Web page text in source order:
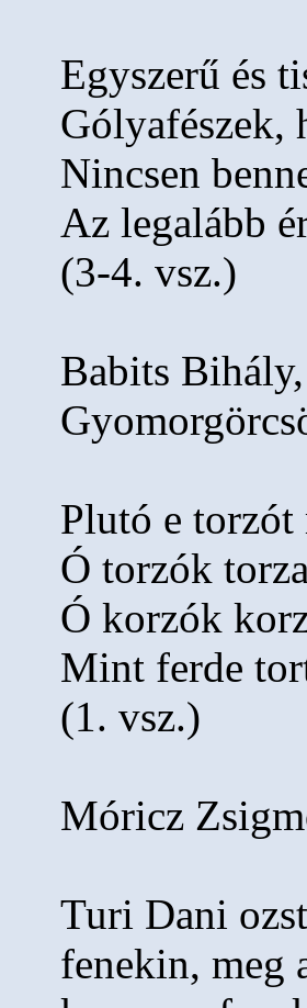
Egyszerű és
Gólyafészek,
Nincsen
Az legalább
(3-4. vsz.)
Babits
Plutó e torzót
Ó torzók
Ó korzók
Mint ferde
(1. vsz.)
Móricz
Turi Dani
fenekin, meg